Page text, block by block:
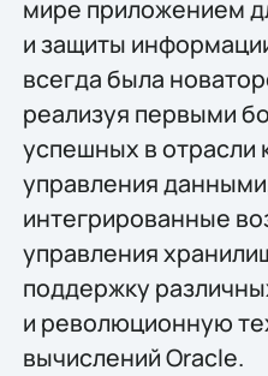
мире приложением
и защиты
всегда была
реализуя первыми
успешных в отрасли
управления
интегрированные
управления
поддержку
и революционную
вычислений Oracle.